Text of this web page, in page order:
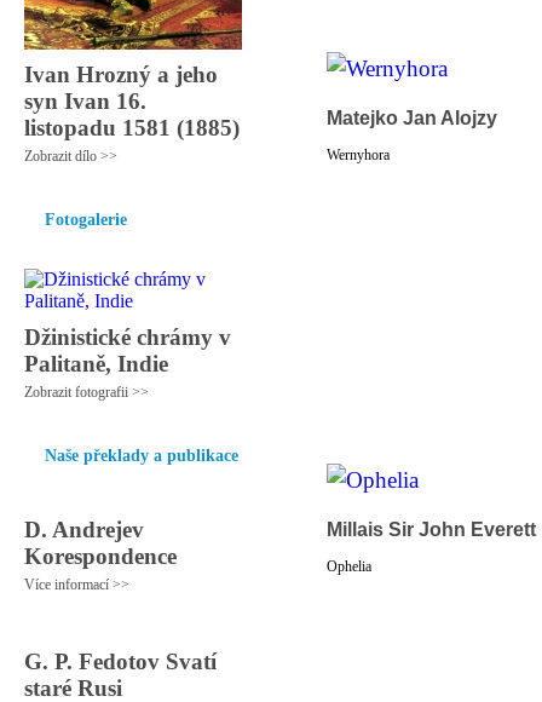
Ivan Hrozný a jeho
syn Ivan 16.
listopadu 1581 (1885)
Zobrazit dílo >>
Fotogalerie
Džinistické chrámy v
Palitaně, Indie
Zobrazit fotografii >>
Naše překlady a publikace
D. Andrejev
Korespondence
Více informací >>
G. P. Fedotov Svatí
staré Rusi
Matejko Jan Alojzy
Wernyhora
Millais Sir John Everett
Ophelia